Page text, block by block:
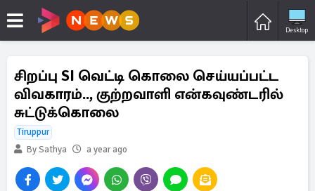
Desktop
சிறப்பு SI வெட்டி கொலை செய்யப்பட்ட
விவகாரம்.., குற்றவாளி என்கவுண்டரில்
சுட்டுக்கொலை
Tiruppur
By Sathya
a year ago